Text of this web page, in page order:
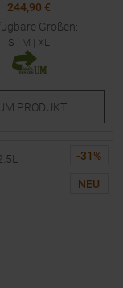
244,90 €
Größen:
S | M | XL
PRODUKT
-31 %
NEU